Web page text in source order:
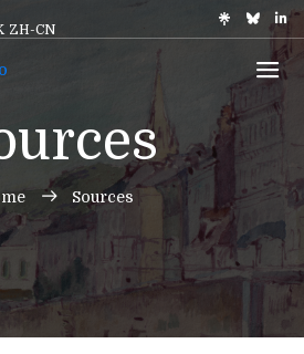
ZH-CN
Sources